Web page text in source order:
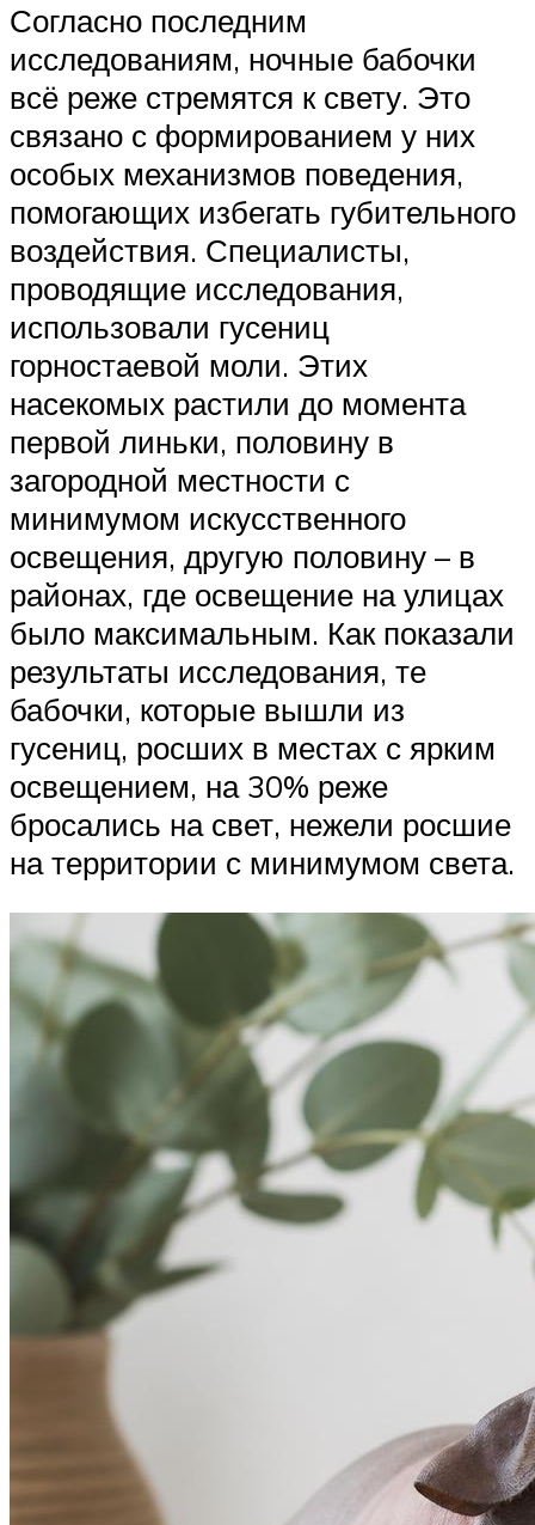
Согласно последним
исследованиям, ночные бабочки
всё реже стремятся к свету. Это
связано с формированием у них
особых механизмов поведения,
помогающих избегать губительного
воздействия. Специалисты,
проводящие исследования,
использовали гусениц
горностаевой моли. Этих
насекомых растили до момента
первой линьки, половину в
загородной местности с
минимумом искусственного
освещения, другую половину – в
районах, где освещение на улицах
было максимальным. Как показали
результаты исследования, те
бабочки, которые вышли из
гусениц, росших в местах с ярким
освещением, на 30% реже
бросались на свет, нежели росшие
на территории с минимумом света.